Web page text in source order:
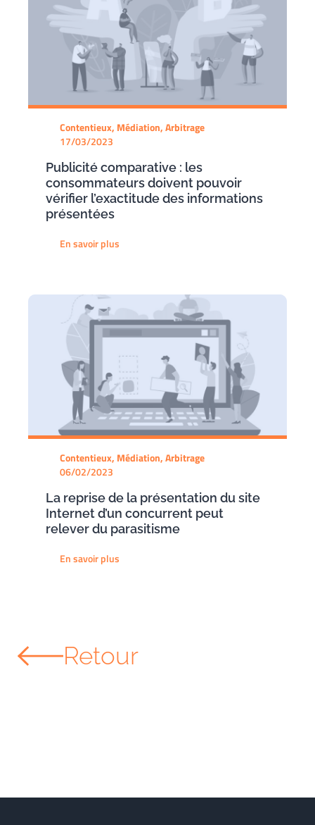
Contentieux, Médiation, Arbitrage
17/03/2023
Publicité comparative : les
consommateurs doivent pouvoir
vérifier l’exactitude des informations
présentées
En savoir plus
Contentieux, Médiation, Arbitrage
06/02/2023
La reprise de la présentation du site
Internet d’un concurrent peut
relever du parasitisme
En savoir plus
Retour